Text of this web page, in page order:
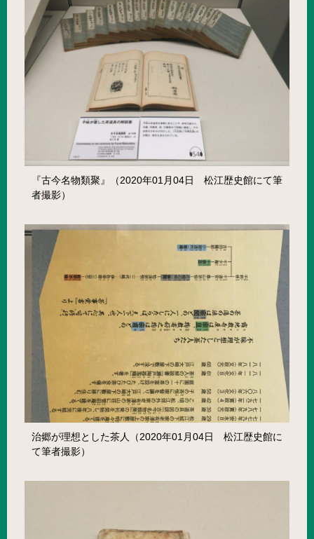
『古今名物類聚』（2020年01月04日 松江歴史館にて筆
者撮影）
治郷が理想とした茶人（2020年01月04日 松江歴史館に
て筆者撮影）